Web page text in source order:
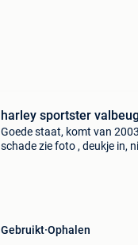
harley sportster
Goede staat, komt van
schade zie foto , deukje in,
Gebruikt Ophalen